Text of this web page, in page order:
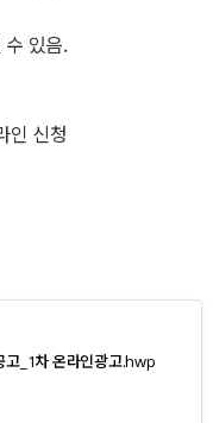
있음.
인 신청
고_1차 온라인광고.hwp